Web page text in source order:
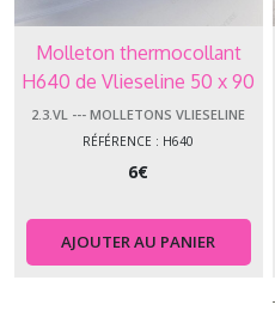
Molleton thermocollant
H640 de Vlieseline 50 x 90
cm
2.3.VL --- MOLLETONS VLIESELINE
RÉFÉRENCE : H640
6€
AJOUTER AU PANIER